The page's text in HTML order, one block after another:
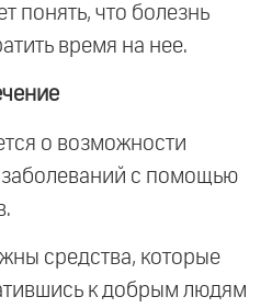
понять, что болезнь
время на нее.
о возможности
заболеваний с помощью
средства, которые
к добрым людям